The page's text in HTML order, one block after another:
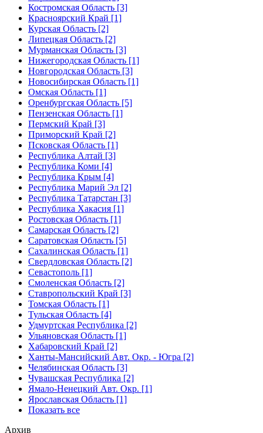
Костромская Область [3]
Красноярский Край [1]
Курская Область [2]
Липецкая Область [2]
Мурманская Область [3]
Нижегородская Область [1]
Новгородская Область [3]
Новосибирская Область [1]
Омская Область [1]
Оренбургская Область [5]
Пензенская Область [1]
Пермский Край [3]
Приморский Край [2]
Псковская Область [1]
Республика Алтай [3]
Республика Коми [4]
Республика Крым [4]
Республика Марий Эл [2]
Республика Татарстан [3]
Республика Хакасия [1]
Ростовская Область [1]
Самарская Область [2]
Саратовская Область [5]
Сахалинская Область [1]
Свердловская Область [2]
Севастополь [1]
Смоленская Область [2]
Ставропольский Край [3]
Томская Область [1]
Тульская Область [4]
Удмуртская Республика [2]
Ульяновская Область [1]
Хабаровский Край [2]
Ханты-Мансийский Авт. Окр. - Югра [2]
Челябинская Область [3]
Чувашская Республика [2]
Ямало-Ненецкий Авт. Окр. [1]
Ярославская Область [1]
Показать все
Архив